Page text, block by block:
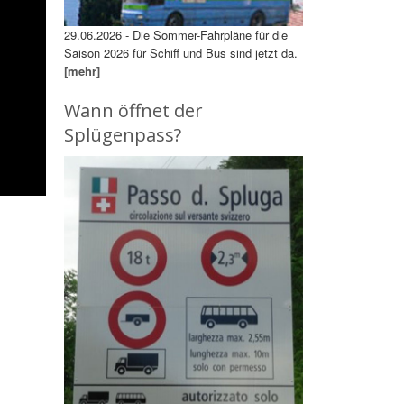
29.06.2026 - Die Sommer-Fahrpläne für die
Saison 2026 für Schiff und Bus sind jetzt da.
[mehr]
Wann öffnet der
Splügenpass?